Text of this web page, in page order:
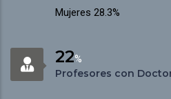
Mujeres 28.3%
22%
Profesores con